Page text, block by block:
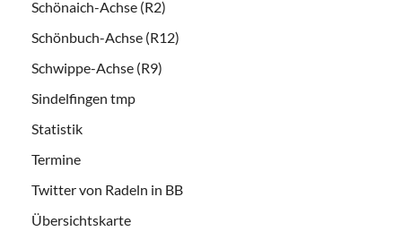
Schönaich-Achse (R2)
Schönbuch-Achse (R12)
Schwippe-Achse (R9)
Sindelfingen tmp
Statistik
Termine
Twitter von Radeln in BB
Übersichtskarte